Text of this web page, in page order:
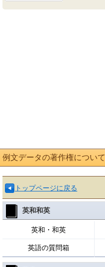
例文データの著作権について
トップページに戻る
英和和英
英和・和英
英語の質問箱